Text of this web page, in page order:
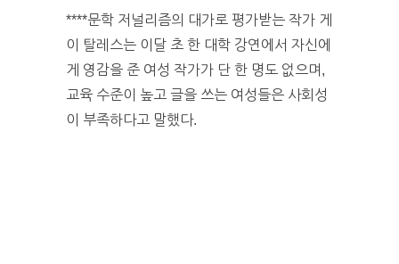
****문학 저널리즘의 대가로 평가받는 작가 게
이 탈레스는 이달 초 한 대학 강연에서 자신에
게 영감을 준 여성 작가가 단 한 명도 없으며,
교육 수준이 높고 글을 쓰는 여성들은 사회성
이 부족하다고 말했다.